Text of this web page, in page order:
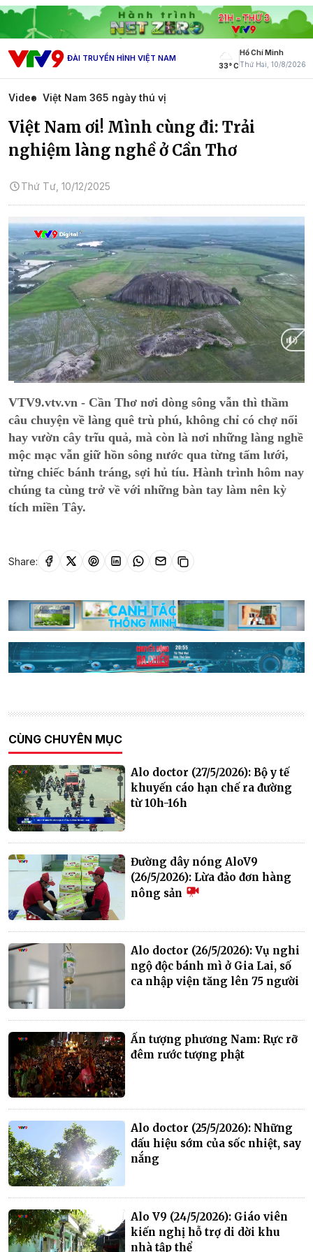
ĐÀI TRUYỀN HÌNH VIỆT NAM
33° C
Hồ Chí Minh
Thứ Hai, 10/8/2026
Video Việt Nam 365 ngày thú vị
Việt Nam ơi! Mình cùng đi: Trải
nghiệm làng nghề ở Cần Thơ
Thứ Tư, 10/12/2025
Time
VTV9.vtv.vn - Cần Thơ nơi dòng sông vẫn thì thầm
câu chuyện về làng quê trù phú, không chỉ có chợ nổi
hay vườn cây trĩu quả, mà còn là nơi những làng nghề
mộc mạc vẫn giữ hồn sông nước qua từng tấm lưới,
từng chiếc bánh tráng, sợi hủ tíu. Hành trình hôm nay
chúng ta cùng trở về với những bàn tay làm nên kỳ
tích miền Tây.
Share:
CÙNG CHUYÊN MỤC
Alo doctor (27/5/2026): Bộ y tế
khuyến cáo hạn chế ra đường
từ 10h-16h
Đường dây nóng AloV9
(26/5/2026): Lừa đảo đơn hàng
nông sản
Alo doctor (26/5/2026): Vụ nghi
ngộ độc bánh mì ở Gia Lai, số
ca nhập viện tăng lên 75 người
Ấn tượng phương Nam: Rực rỡ
đêm rước tượng phật
Alo doctor (25/5/2026): Những
dấu hiệu sớm của sốc nhiệt, say
nắng
Alo V9 (24/5/2026): Giáo viên
kiến nghị hỗ trợ di dời khu
nhà tập thể